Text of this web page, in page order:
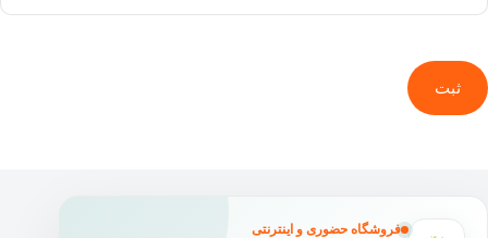
ثبت
فروشگاه حضوری و اینترنتی